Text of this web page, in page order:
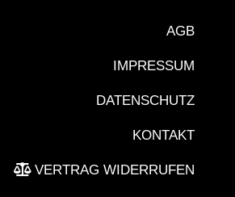
AGB
IMPRESSUM
DATENSCHUTZ
KONTAKT
VERTRAG WIDERRUFEN